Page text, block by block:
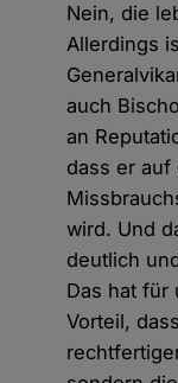
Nein, die
Allerdings
auch
an
dass er auf
wird. Und
deutlich
Das hat für
Vorteil,